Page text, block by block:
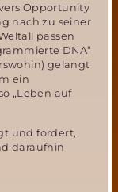
Opportunity
nach zu seiner
passen
DNA“
gelangt
ein
„Leben auf
und fordert,
daraufhin